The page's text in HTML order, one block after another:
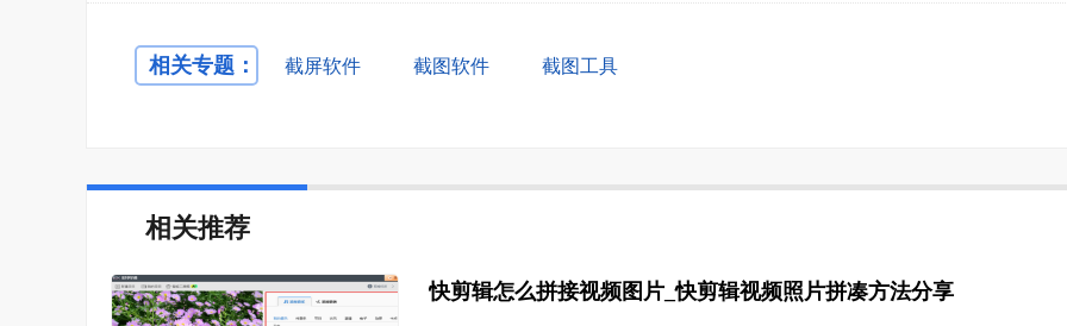
相关专题： 截屏软件 截图软件 截图工具
相关推荐
快剪辑怎么拼接视频图片_快剪辑视频照片拼凑方法分享